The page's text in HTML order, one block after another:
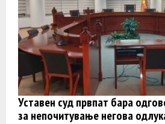
Уставен суд првпат бара
за непочитување негова